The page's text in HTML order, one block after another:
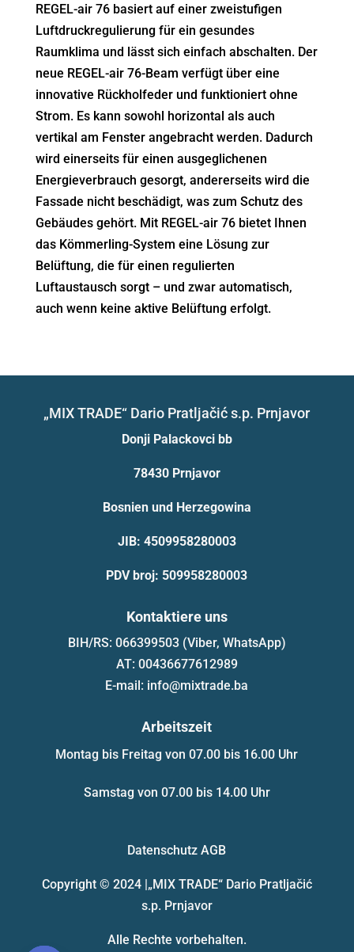
REGEL-air 76 basiert auf einer zweistufigen
Luftdruckregulierung für ein gesundes
Raumklima und lässt sich einfach abschalten. Der
neue REGEL-air 76-Beam verfügt über eine
innovative Rückholfeder und funktioniert ohne
Strom. Es kann sowohl horizontal als auch
vertikal am Fenster angebracht werden. Dadurch
wird einerseits für einen ausgeglichenen
Energieverbrauch gesorgt, andererseits wird die
Fassade nicht beschädigt, was zum Schutz des
Gebäudes gehört. Mit REGEL-air 76 bietet Ihnen
das Kömmerling-System eine Lösung zur
Belüftung, die für einen regulierten
Luftaustausch sorgt – und zwar automatisch,
auch wenn keine aktive Belüftung erfolgt.
„MIX TRADE“ Dario Pratljačić s.p. Prnjavor
Donji Palackovci bb
78430 Prnjavor
Bosnien und Herzegowina
JIB: 4509958280003
PDV broj: 509958280003
Kontaktiere uns
BIH/RS: 066399503 (Viber, WhatsApp)
AT: 00436677612989
E-mail: info@mixtrade.ba
Arbeitszeit
Montag bis Freitag von 07.00 bis 16.00 Uhr
Samstag von 07.00 bis 14.00 Uhr
Datenschutz AGB
Copyright © 2024 |„MIX TRADE“ Dario Pratljačić
s.p. Prnjavor
Alle Rechte vorbehalten.